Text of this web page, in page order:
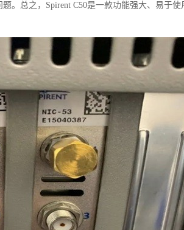
。总之，Spirent C50是一款功能强大、易于使